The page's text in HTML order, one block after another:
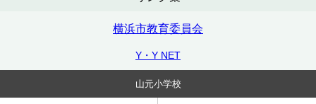
横浜市教育委員会
Y・Y NET
山元小学校